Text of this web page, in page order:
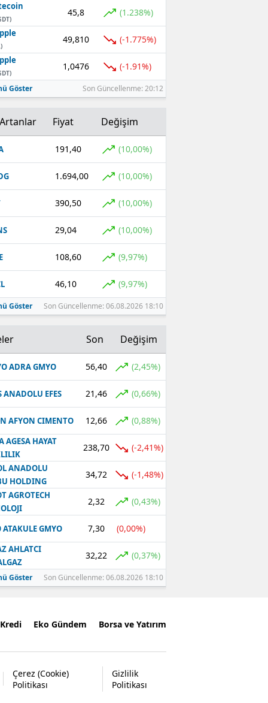
45,8 (1.238%)
49,810 (-1.775%)
1,0476 (-1.91%)
Göster Son Güncellenme: 20:12
Fiyat Değişim
191,40 (10,00%)
1.694,00 (10,00%)
390,50 (10,00%)
29,04 (10,00%)
108,60 (9,97%)
46,10 (9,97%)
Göster Son Güncellenme: 06.08.2026 18:10
Son Değişim
ADRA GMYO 56,40 (2,45%)
ANADOLU EFES 21,46 (0,66%)
AFYON CIMENTO 12,66 (0,88%)
AGESA HAYAT
238,70 (-2,41%)
ANADOLU
HOLDING
34,72 (-1,48%)
AGROTECH
2,32 (0,43%)
ATAKULE GMYO 7,30 (0,00%)
AHLATCI
32,22 (0,37%)
Göster Son Güncellenme: 06.08.2026 18:10
Kredi Eko Gündem Borsa ve Yatırım
Çerez (Cookie)
Politikası
Gizlilik
Politikası